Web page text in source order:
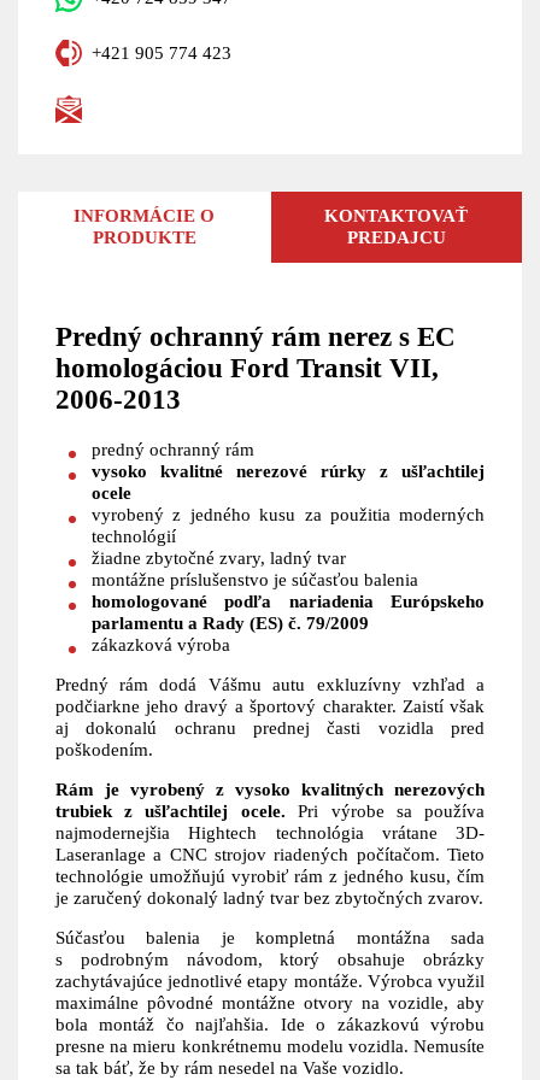
+421 905 774 423
INFORMÁCIE O
PRODUKTE
KONTAKTOVAŤ
PREDAJCU
Predný ochranný rám nerez s EC
homologáciou Ford Transit VII,
2006-2013
predný ochranný rám
vysoko kvalitné nerezové rúrky z ušľachtilej
ocele
vyrobený z jedného kusu za použitia moderných
technológií
žiadne zbytočné zvary, ladný tvar
montážne príslušenstvo je súčasťou balenia
homologované podľa nariadenia Európskeho
parlamentu a Rady (ES) č. 79/2009
zákazková výroba
Predný rám dodá Vášmu autu exkluzívny vzhľad a
podčiarkne jeho dravý a športový charakter. Zaistí však
aj dokonalú ochranu prednej časti vozidla pred
poškodením.
Rám je vyrobený z vysoko kvalitných nerezových
trubiek z ušľachtilej ocele. Pri výrobe sa používa
najmodernejšia Hightech technológia vrátane 3D-
Laseranlage a CNC strojov riadených počítačom. Tieto
technológie umožňujú vyrobiť rám z jedného kusu, čím
je zaručený dokonalý ladný tvar bez zbytočných zvarov.
Súčasťou balenia je kompletná montážna sada
s podrobným návodom, ktorý obsahuje obrázky
zachytávajúce jednotlivé etapy montáže. Výrobca využil
maximálne pôvodné montážne otvory na vozidle, aby
bola montáž čo najľahšia. Ide o zákazkovú výrobu
presne na mieru konkrétnemu modelu vozidla. Nemusíte
sa tak báť, že by rám nesedel na Vaše vozidlo.